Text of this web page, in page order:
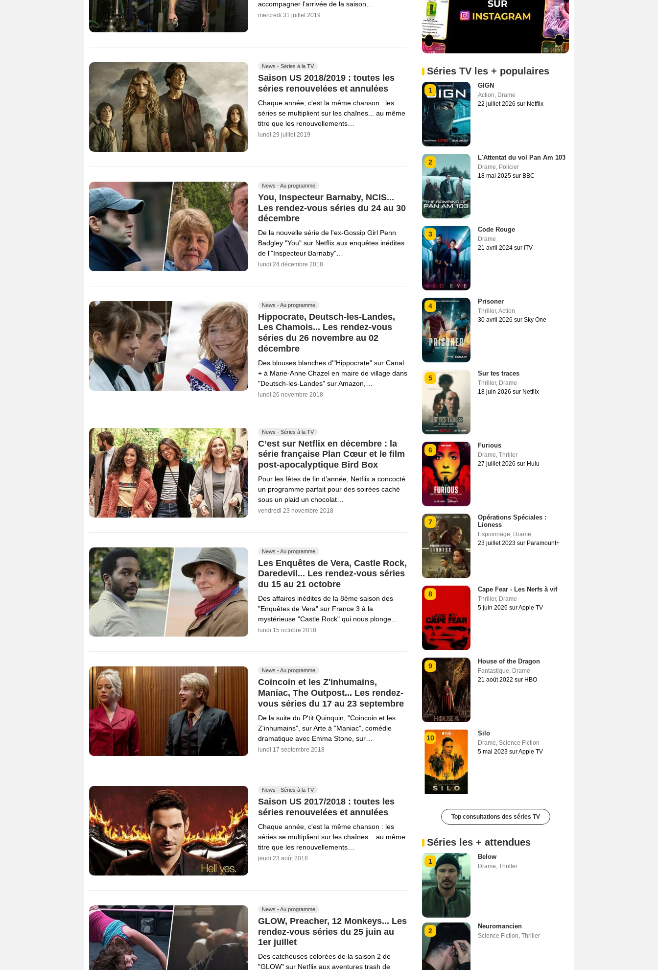
accompagner l’arrivée de la saison…
mercredi 31 juillet 2019
News - Séries à la TV
Saison US 2018/2019 : toutes les
séries renouvelées et annulées
Chaque année, c'est la même chanson : les
séries se multiplient sur les chaînes... au même
titre que les renouvellements…
lundi 29 juillet 2019
News - Au programme
You, Inspecteur Barnaby, NCIS...
Les rendez-vous séries du 24 au 30
décembre
De la nouvelle série de l'ex-Gossip Girl Penn
Badgley "You" sur Netflix aux enquêtes inédites
de l'"Inspecteur Barnaby"…
lundi 24 décembre 2018
News - Au programme
Hippocrate, Deutsch-les-Landes,
Les Chamois... Les rendez-vous
séries du 26 novembre au 02
décembre
Des blouses blanches d'"Hippocrate" sur Canal
+ à Marie-Anne Chazel en maire de village dans
"Deutsch-les-Landes" sur Amazon,…
lundi 26 novembre 2018
News - Séries à la TV
C’est sur Netflix en décembre : la
série française Plan Cœur et le film
post-apocalyptique Bird Box
Pour les fêtes de fin d’année, Netflix a concocté
un programme parfait pour des soirées caché
sous un plaid un chocolat…
vendredi 23 novembre 2018
News - Au programme
Les Enquêtes de Vera, Castle Rock,
Daredevil... Les rendez-vous séries
du 15 au 21 octobre
Des affaires inédites de la 8ème saison des
"Enquêtes de Vera" sur France 3 à la
mystérieuse "Castle Rock" qui nous plonge…
lundi 15 octobre 2018
News - Au programme
Coincoin et les Z'inhumains,
Maniac, The Outpost... Les rendez-
vous séries du 17 au 23 septembre
De la suite du P'tit Quinquin, "Coincoin et les
Z'inhumains", sur Arte à "Maniac", comédie
dramatique avec Emma Stone, sur…
lundi 17 septembre 2018
News - Séries à la TV
Saison US 2017/2018 : toutes les
séries renouvelées et annulées
Chaque année, c'est la même chanson : les
séries se multiplient sur les chaînes... au même
titre que les renouvellements…
jeudi 23 août 2018
News - Au programme
GLOW, Preacher, 12 Monkeys... Les
rendez-vous séries du 25 juin au
1er juillet
Des catcheuses colorées de la saison 2 de
"GLOW" sur Netflix aux aventures trash de
Séries TV les + populaires
1
GIGN
Action, Drame
22 juillet 2026 sur Netflix
2
L'Attentat du vol Pan Am 103
Drame, Policier
18 mai 2025 sur BBC
3
Code Rouge
Drame
21 avril 2024 sur ITV
4
Prisoner
Thriller,Action
30 avril 2026 sur Sky One
5
Sur tes traces
Thriller, Drame
18 juin 2026 sur Netflix
6
Furious
Drame, Thriller
27 juillet 2026 sur Hulu
7
Opérations Spéciales :
Lioness
Espionnage, Drame
23 juillet 2023 sur Paramount+
8
Cape Fear - Les Nerfs à vif
Thriller, Drame
5 juin 2026 sur Apple TV
9
House of the Dragon
Fantastique, Drame
21 août 2022 sur HBO
10
Silo
Drame, Science Fiction
5 mai 2023 sur Apple TV
Top consultations des séries TV
Séries les + attendues
1
Below
Drame, Thriller
2
Neuromancien
Science Fiction, Thriller